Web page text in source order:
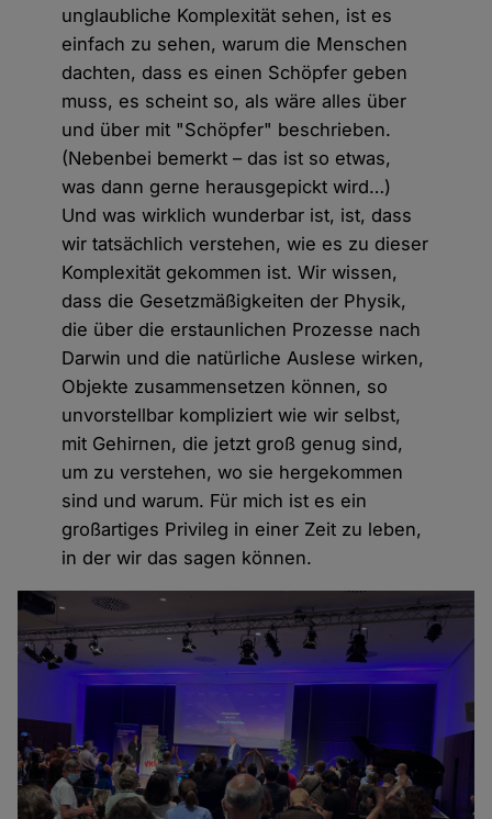
unglaubliche Komplexität sehen, ist es
einfach zu sehen, warum die Menschen
dachten, dass es einen Schöpfer geben
muss, es scheint so, als wäre alles über
und über mit "Schöpfer" beschrieben.
(Nebenbei bemerkt – das ist so etwas,
was dann gerne herausgepickt wird…)
Und was wirklich wunderbar ist, ist, dass
wir tatsächlich verstehen, wie es zu dieser
Komplexität gekommen ist. Wir wissen,
dass die Gesetzmäßigkeiten der Physik,
die über die erstaunlichen Prozesse nach
Darwin und die natürliche Auslese wirken,
Objekte zusammensetzen können, so
unvorstellbar kompliziert wie wir selbst,
mit Gehirnen, die jetzt groß genug sind,
um zu verstehen, wo sie hergekommen
sind und warum. Für mich ist es ein
großartiges Privileg in einer Zeit zu leben,
in der wir das sagen können.